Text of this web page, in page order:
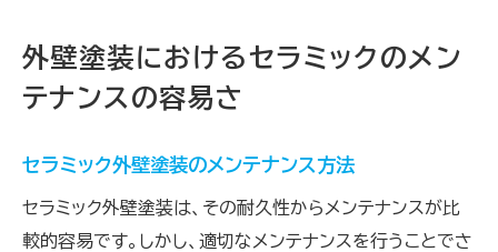
外壁塗装におけるセラミックのメン
テナンスの容易さ
セラミック外壁塗装のメンテナンス方法
セラミック外壁塗装は、その耐久性からメンテナンスが比
較的容易です。しかし、適切なメンテナンスを行うことでさ